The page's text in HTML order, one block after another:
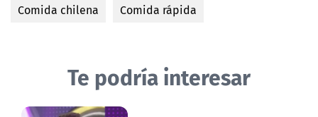
Comida chilena
Comida rápida
Te podría interesar